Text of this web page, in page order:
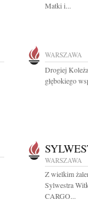
Matki i...
WARSZAWA
Drogiej
głębokiego
WARSZAWA
Z wielkim
Sylwestra
CARGO...